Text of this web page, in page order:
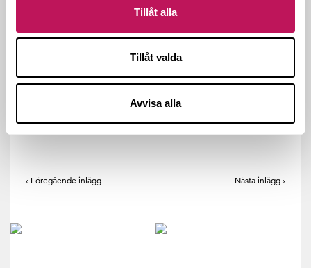
Tillåt alla
Tillåt valda
Avvisa alla
Jens Bjurenstedt, gruppchef och projektledare
‹ Föregående inlägg Nästa inlägg ›